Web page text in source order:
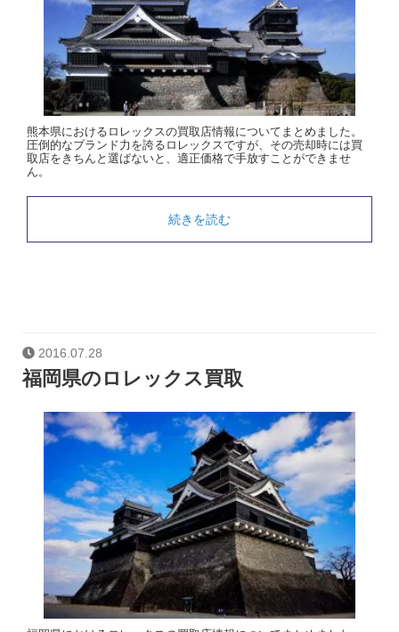
熊本県におけるロレックスの買取店情報についてまとめました。
圧倒的なブランド力を誇るロレックスですが、その売却時には買
取店をきちんと選ばないと、適正価格で手放すことができませ
ん。
続きを読む
2016.07.28
福岡県のロレックス買取